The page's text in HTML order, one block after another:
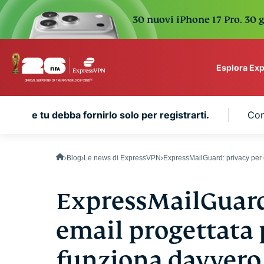
30 nuovi iPhone 17 Pro.
Esplora
VPN protection for
che tu debba fornirlo solo per registrarti.
Blog Le news di ExpressVPN ExpressMailGuard: privacy
email progettata